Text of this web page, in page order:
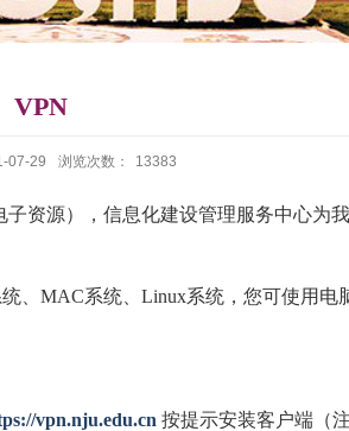
VPN
07-29 浏览次数： 13383
资源），信息化建设管理服务中心为
、MAC系统、Linux系统，您可使用电
vpn.nju.edu.cn 按提示安装客户端（注